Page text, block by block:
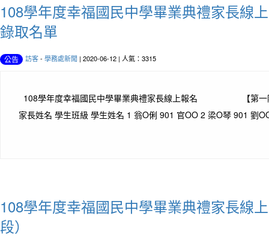
108學年度幸福國民中學畢業典禮家長線
錄取名單
公告 訪客- 學務處新聞 | 2020-06-12 | 人氣：3315
108學年度幸福國民中學畢業典禮家長線上報名 【第
家長姓名 學生班級 學生姓名 1 翁O俐 901 官OO 2 梁O琴 901 劉
108學年度幸福國民中學畢業典禮家長線
段）